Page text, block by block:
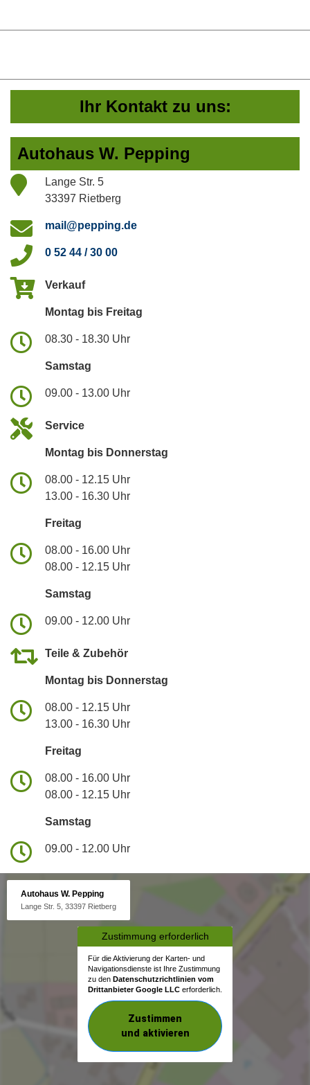
Ihr Kontakt zu uns:
Autohaus W. Pepping
Lange Str. 5
33397 Rietberg
mail@pepping.de
0 52 44 / 30 00
Verkauf
Montag bis Freitag
08.30 - 18.30 Uhr
Samstag
09.00 - 13.00 Uhr
Service
Montag bis Donnerstag
08.00 - 12.15 Uhr
13.00 - 16.30 Uhr
Freitag
08.00 - 16.00 Uhr
08.00 - 12.15 Uhr
Samstag
09.00 - 12.00 Uhr
Teile & Zubehör
Montag bis Donnerstag
08.00 - 12.15 Uhr
13.00 - 16.30 Uhr
Freitag
08.00 - 16.00 Uhr
08.00 - 12.15 Uhr
Samstag
09.00 - 12.00 Uhr
Autohaus W. Pepping
Lange Str. 5, 33397 Rietberg
Zustimmung erforderlich
Für die Aktivierung der Karten- und
Navigationsdienste ist Ihre Zustimmung
zu den Datenschutzrichtlinien vom
Drittanbieter Google LLC erforderlich.
Zustimmen
und aktivieren